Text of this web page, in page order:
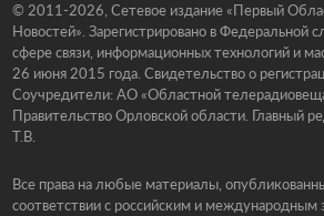
© 2011-2026, Сетевое издание «Первый
Новостей». Зарегистрировано в Федеральной
сфере связи, информационных технологий и
26 июня 2015 года. Свидетельство о
Соучредители: АО «Областной
Правительство Орловской области. Главный
Т.В.
Все права на любые материалы,
соответствии с российским и международным